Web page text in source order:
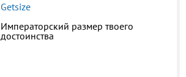
Getsize
Императорский размер твоего
достоинства